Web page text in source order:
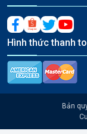
Hình thức thanh
Bản